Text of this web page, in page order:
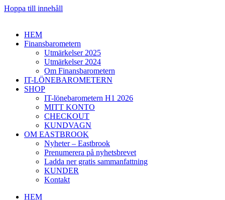
Hoppa till innehåll
HEM
Finansbarometern
Utmärkelser 2025
Utmärkelser 2024
Om Finansbarometern
IT-LÖNEBAROMETERN
SHOP
IT-lönebarometern H1 2026
MITT KONTO
CHECKOUT
KUNDVAGN
OM EASTBROOK
Nyheter – Eastbrook
Prenumerera på nyhetsbrevet
Ladda ner gratis sammanfattning
KUNDER
Kontakt
HEM